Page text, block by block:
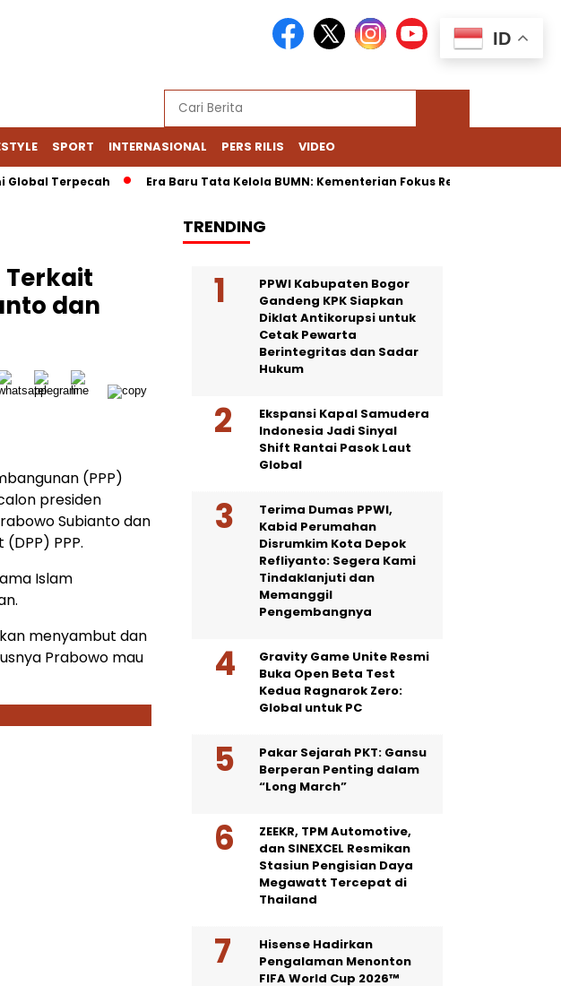
SPORT INTERNASIONAL PERS RILIS VIDEO
Terpecah Era Baru Tata Kelola BUMN: Kementerian Fokus Regulasi, Danantara Bisnis
Terkait
dan
(PPP)
presiden
Subianto dan
PPP.
Islam
menyambut dan
Prabowo mau
TRENDING
PPWI Kabupaten Bogor
Gandeng KPK Siapkan
Diklat Antikorupsi untuk
Cetak Pewarta
Berintegritas dan Sadar
Hukum
Ekspansi Kapal Samudera
Indonesia Jadi Sinyal
Shift Rantai Pasok Laut
Global
Terima Dumas PPWI,
Kabid Perumahan
Disrumkim Kota Depok
Refliyanto: Segera Kami
Tindaklanjuti dan
Memanggil
Pengembangnya
Gravity Game Unite Resmi
Buka Open Beta Test
Kedua Ragnarok Zero:
Global untuk PC
Pakar Sejarah PKT: Gansu
Berperan Penting dalam
“Long March”
ZEEKR, TPM Automotive,
dan SINEXCEL Resmikan
Stasiun Pengisian Daya
Megawatt Tercepat di
Thailand
Hisense Hadirkan
Pengalaman Menonton
FIFA World Cup 2026™
ID